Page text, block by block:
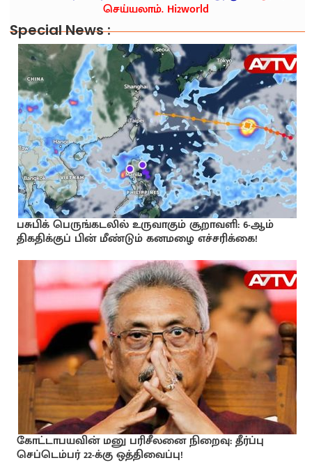
செய்யலாம். Hi2world
Special News :
பசுபிக் பெருங்கடலில் உருவாகும் சூறாவளி: 6-ஆம்
திகதிக்குப் பின் மீண்டும் கனமழை எச்சரிக்கை!
கோட்டாபயவின் மனு பரிசீலனை நிறைவு: தீர்ப்பு
செப்டெம்பர் 22-க்கு ஒத்திவைப்பு!